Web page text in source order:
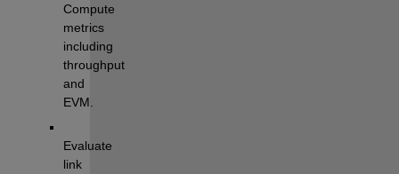
Compute
metrics
including
throughput
and
EVM.
Evaluate
link